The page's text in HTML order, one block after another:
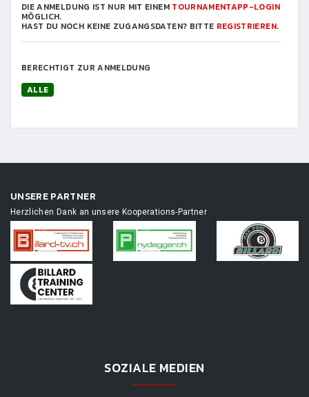
DIE ANMELDUNG IST NUR MIT EINEM TOURNAMENTAPP-LOGIN
MÖGLICH.
HAST DU NOCH KEINE ZUGANGSDATEN? BITTE REGISTRIEREN.
BERECHTIGT ZUR ANMELDUNG
ALLE
UNSERE PARTNER
Herzlichen Dank an unsere Kooperations-Partner
SOZIALE MEDIEN